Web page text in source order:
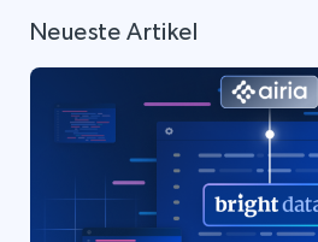
Neueste Artikel